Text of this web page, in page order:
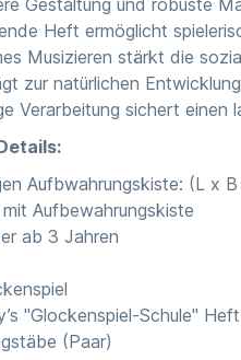
Heft ermöglicht
Musizieren stärkt die
zur natürlichen
Verarbeitung sichert einen
Aufbwahrungskiste: (L x
Aufbewahrungskiste
ab 3 Jahren
"Glockenspiel-Schule" Heft
(Paar)